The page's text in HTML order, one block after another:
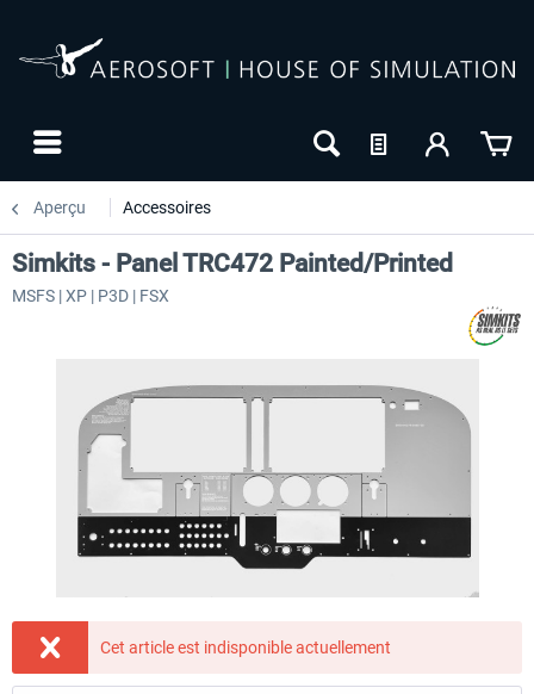
Aperçu Accessoires
-27
Simkits - Panel TRC472 Painted/Printed
MSFS | XP | P3D | FSX
Cet article est indisponible actuellement